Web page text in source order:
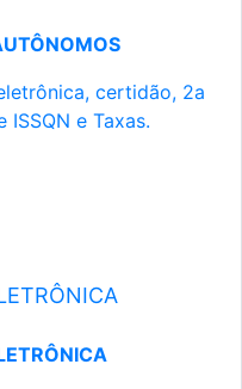
certidão, 2a
e Taxas.